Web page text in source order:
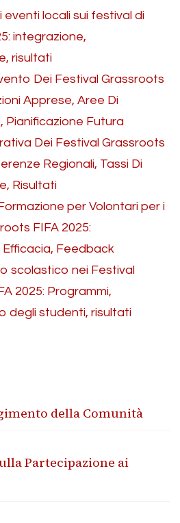
eventi locali sui festival di
integrazione,
risultati
Dei Festival Grassroots
Apprese, Aree Di
Pianificazione Futura
Dei Festival Grassroots
Regionali, Tassi Di
Risultati
per Volontari per i
FIFA 2025:
Feedback
scolastico nei Festival
2025: Programmi,
degli studenti, risultati
della Comunità
Partecipazione ai